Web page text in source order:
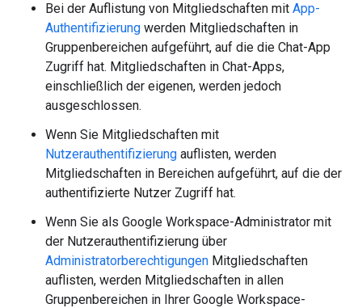
Bei der Auflistung von Mitgliedschaften mit App-
Authentifizierung werden Mitgliedschaften in
Gruppenbereichen aufgeführt, auf die die Chat-App
Zugriff hat. Mitgliedschaften in Chat-Apps,
einschließlich der eigenen, werden jedoch
ausgeschlossen.
Wenn Sie Mitgliedschaften mit
Nutzerauthentifizierung auflisten, werden
Mitgliedschaften in Bereichen aufgeführt, auf die der
authentifizierte Nutzer Zugriff hat.
Wenn Sie als Google Workspace-Administrator mit
der Nutzerauthentifizierung über
Administratorberechtigungen Mitgliedschaften
auflisten, werden Mitgliedschaften in allen
Gruppenbereichen in Ihrer Google Workspace-